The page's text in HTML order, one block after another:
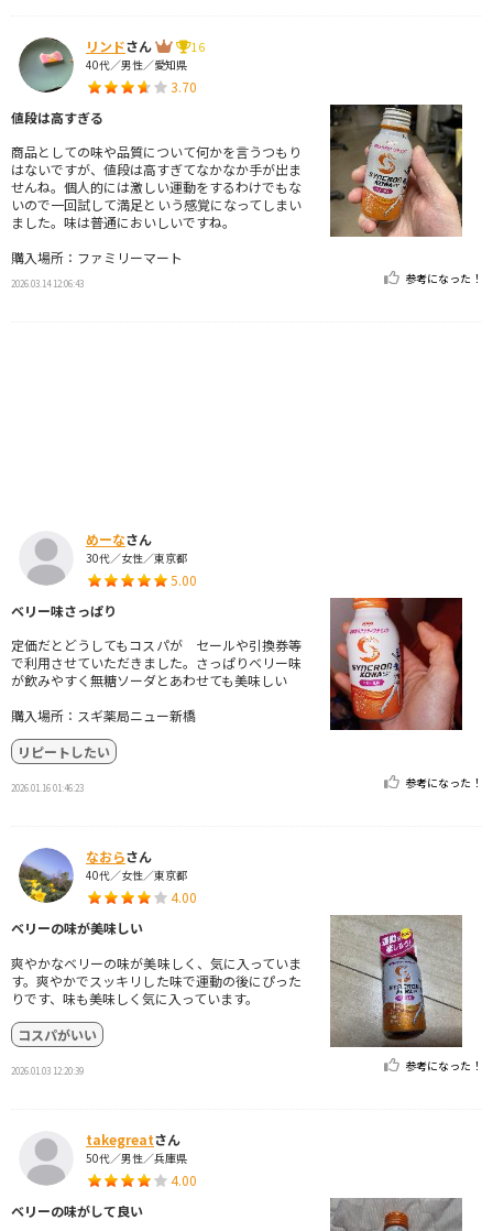
リンドさん
16
40代／男性／愛知県
3.70
値段は高すぎる
商品としての味や品質について何かを言うつもり
はないですが、値段は高すぎてなかなか手が出ま
せんね。個人的には激しい運動をするわけでもな
いので一回試して満足という感覚になってしまい
ました。味は普通においしいですね。
購入場所：ファミリーマート
2026.03.14 12:06:43 参考になった！
めーなさん
30代／女性／東京都
5.00
ベリー味さっぱり
定価だとどうしてもコスパが セールや引換券等
で利用させていただきました。さっぱりベリー味
が飲みやすく無糖ソーダとあわせても美味しい
購入場所：スギ薬局ニュー新橋
リピートしたい
2026.01.16 01:46:23 参考になった！
なおらさん
40代／女性／東京都
4.00
ベリーの味が美味しい
爽やかなベリーの味が美味しく、気に入っていま
す。爽やかでスッキリした味で運動の後にぴった
りです、味も美味しく気に入っています。
コスパがいい
2026.01.03 12:20:39 参考になった！
takegreatさん
50代／男性／兵庫県
4.00
ベリーの味がして良い